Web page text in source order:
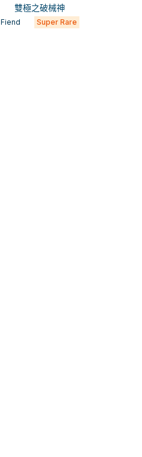
雙極之破械神
Fiend Super Rare